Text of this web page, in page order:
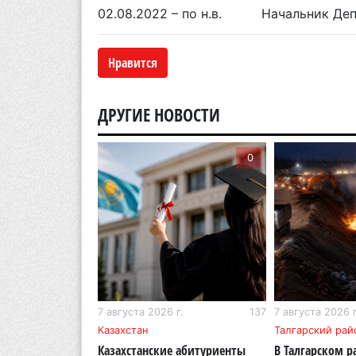
02.08.2022 – по н.в. Начальник
Нравится
ДРУГИЕ НОВОСТИ
0
7 августа 2026 г.
137
Казахстан
Казахстанские абитуриенты
7 августа 2026
Талгарский
В Талгарском